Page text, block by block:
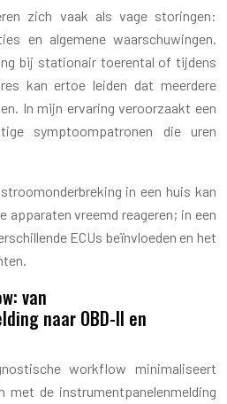
zich vaak als vage storingen:
en algemene waarschuwingen.
bij stationair toerental of tijdens
kan ertoe leiden dat meerdere
In mijn ervaring veroorzaakt een
symptoompatronen die uren
in een huis kan
apparaten vreemd reageren; in een
ECUs beïnvloeden en het
van
naar OBD-II en
workflow minimaliseert
met de instrumentpanelenmelding